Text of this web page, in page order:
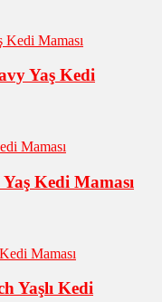
Yaş Kedi
Kedi Maması
Yaşlı Kedi